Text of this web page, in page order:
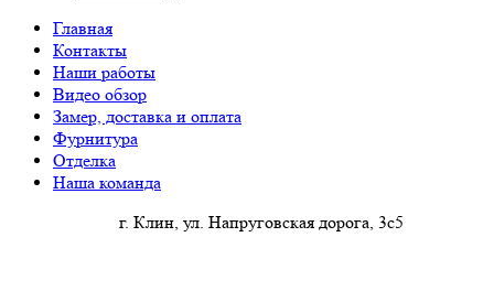
Главная
Контакты
Наши работы
Видео обзор
Замер, доставка и оплата
Фурнитура
Отделка
Наша команда
г. Клин, ул. Напруговская дорога, 3с5